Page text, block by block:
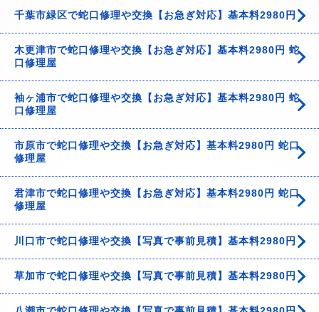
千葉市緑区で蛇口修理や交換【お急ぎ対応】基本料2980円
木更津市で蛇口修理や交換【お急ぎ対応】基本料2980円 蛇
口修理屋
袖ヶ浦市で蛇口修理や交換【お急ぎ対応】基本料2980円 蛇
口修理屋
市原市で蛇口修理や交換【お急ぎ対応】基本料2980円 蛇口
修理屋
君津市で蛇口修理や交換【お急ぎ対応】基本料2980円 蛇口
修理屋
川口市で蛇口修理や交換【写真で事前見積】基本料2980円
草加市で蛇口修理や交換【写真で事前見積】基本料2980円